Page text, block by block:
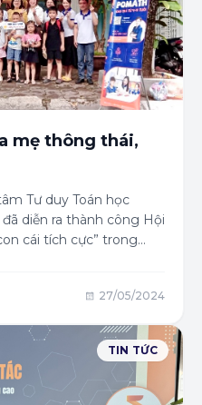
mẹ thông thái,
Tư duy Toán học
diễn ra thành công Hội
cái tích cực” trong
27/05/2024
TIN TỨC